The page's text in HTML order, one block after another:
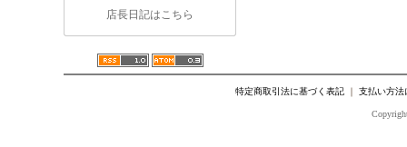
店長日記はこちら
特定商取引法に基づく表記｜ 支払い方法